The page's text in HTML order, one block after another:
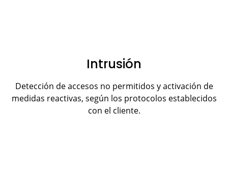
Intrusión
Detección de accesos no permitidos y activación de
medidas reactivas, según los protocolos establecidos
con el cliente.